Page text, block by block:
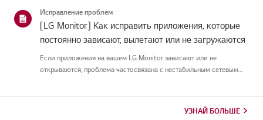
питании.Затем п...
Исправление проблем
[LG Monitor] Как исправить приложения, которые
постоянно зависают, вылетают или не загружаются
Если приложения на вашем LG Monitor зависают или не
открываются, проблема частосвязана с нестабильным сетевым
УЗНАЙ БОЛЬШЕ